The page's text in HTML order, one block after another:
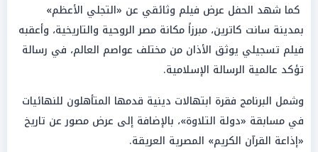
كما شهد الحفل عرض فيلم وثائقي عن «التجلي الأعظم»
بمدينة سانت كاترين، مبرزاً مكانة مصر الروحية والتاريخية، وأعقبه
فيلم تسجيلي يوثق الأذان من مختلف عواصم العالم، في رسالة
تؤكد عالمية الرسالة الإسلامية.
وشمل البرنامج فقرة ابتهالات دينية قدمها المتأهلون للنهائيات
في مسابقة «دولة التلاوة»، بالإضافة إلى عرض مصور عن تاريخ
«إذاعة القرآن الكريم» المصرية العريقة.